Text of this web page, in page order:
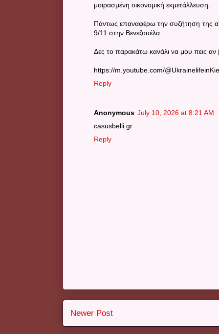
μοιρασμένη οικονομική εκμετάλλευση.
Πάντως επαναφέρω την συζήτηση της
9/11 στην Βενεζουέλα.
Δες το παρακάτω κανάλι να μου πεις αν
https://m.youtube.com/
Reply
Anonymous July 10, 2026 at 8:21 AM
casusbelli.gr
Reply
Newer Post